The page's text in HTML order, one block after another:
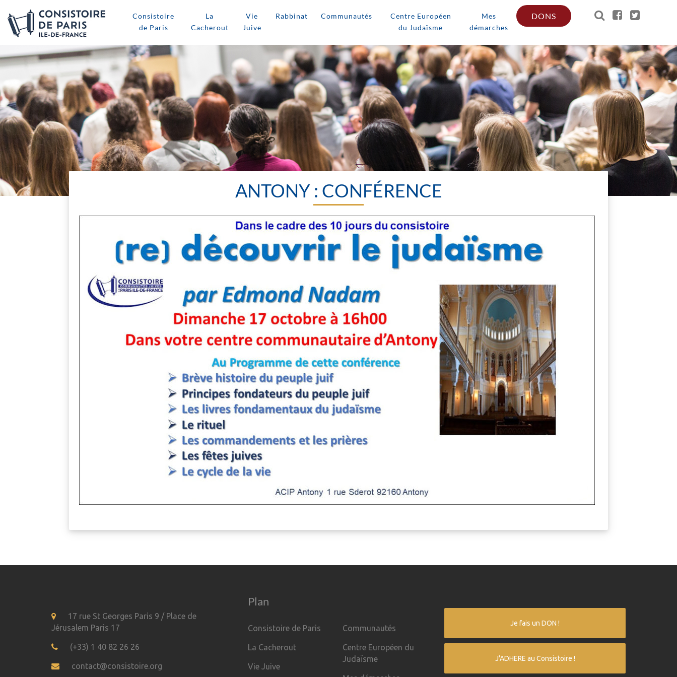
Consistoire
de Paris
La
Cacherout
Vie
Juive
Rabbinat Communautés
Centre Européen
du Judaïsme
Mes
démarches
DONS
ANTONY : CONFÉRENCE
17 rue St Georges Paris 9 / Place de
Jérusalem Paris 17
(+33) 1 40 82 26 26
contact@consistoire.org
Plan
Consistoire de Paris
La Cacherout
Vie Juive
Communautés
Centre Européen du
Judaïsme
Je fais un DON !
J'ADHERE au Consistoire !